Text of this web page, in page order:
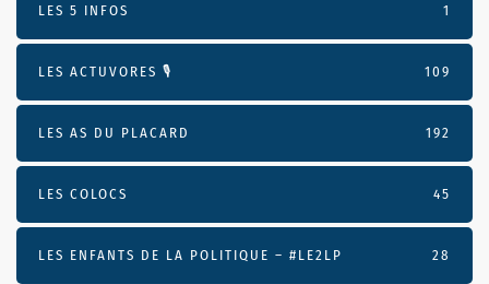
LES 5 INFOS 1
LES ACTUVORES 🎙 109
LES AS DU PLACARD 192
LES COLOCS 45
LES ENFANTS DE LA POLITIQUE – #LE2LP 28